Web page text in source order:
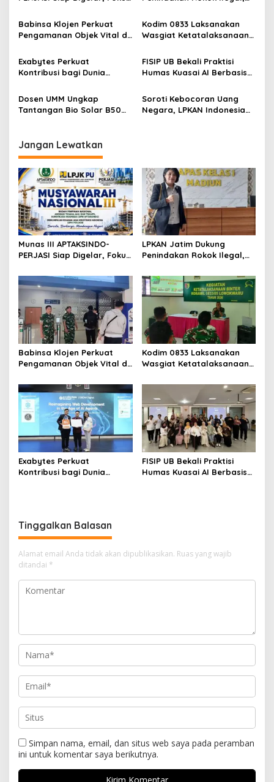
i
p
o
s
Regenerasi Kepemimpinan
Jangan Korbankan Petani
Babinsa Klojen Perkuat
Pengamanan Objek Vital di
Lama
Kodim 0833 Laksanakan
Wasgiat Ketatalaksanaan
Exabytes Perkuat
Kontribusi bagi Dunia
Melalui Kerja Sama dengan
Universitas Ciputra
Surabaya
FISIP UB Bekali Praktisi
Humas Kuasai AI Berbasis
Dosen UMM Ungkap
Tantangan Bio Solar B50
Wajib Dilakukan
Soroti Kebocoran Uang
Negara, LPKAN Indonesia
Jangan Lewatkan
Munas III APTAKSINDO-
PERJASI Siap Digelar, Fokus
Regenerasi Kepemimpinan
LPKAN Jatim Dukung
Penindakan Rokok Ilegal,
Jangan Korbankan Petani
Babinsa Klojen Perkuat
Pengamanan Objek Vital di
Lama
Kodim 0833 Laksanakan
Wasgiat Ketatalaksanaan
Exabytes Perkuat
Kontribusi bagi Dunia
FISIP UB Bekali Praktisi
Humas Kuasai AI Berbasis
Tinggalkan Balasan
Alamat email Anda tidak akan dipublikasikan. Ruas yang wajib
ditandai *
Simpan nama, email, dan situs web saya pada peramban
ini untuk komentar saya berikutnya.